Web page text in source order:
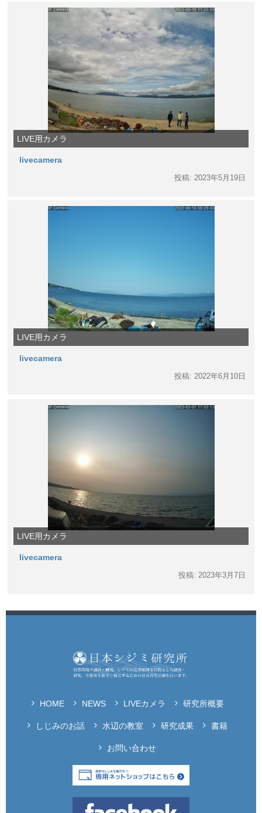
LIVE用カメラ
livecamera
投稿: 2023年5月19日
LIVE用カメラ
livecamera
投稿: 2022年6月10日
LIVE用カメラ
livecamera
投稿: 2023年3月7日
HOME NEWS LIVEカメラ 研究所概要
しじみのお話 水辺の教室 研究成果 書籍
お問い合わせ